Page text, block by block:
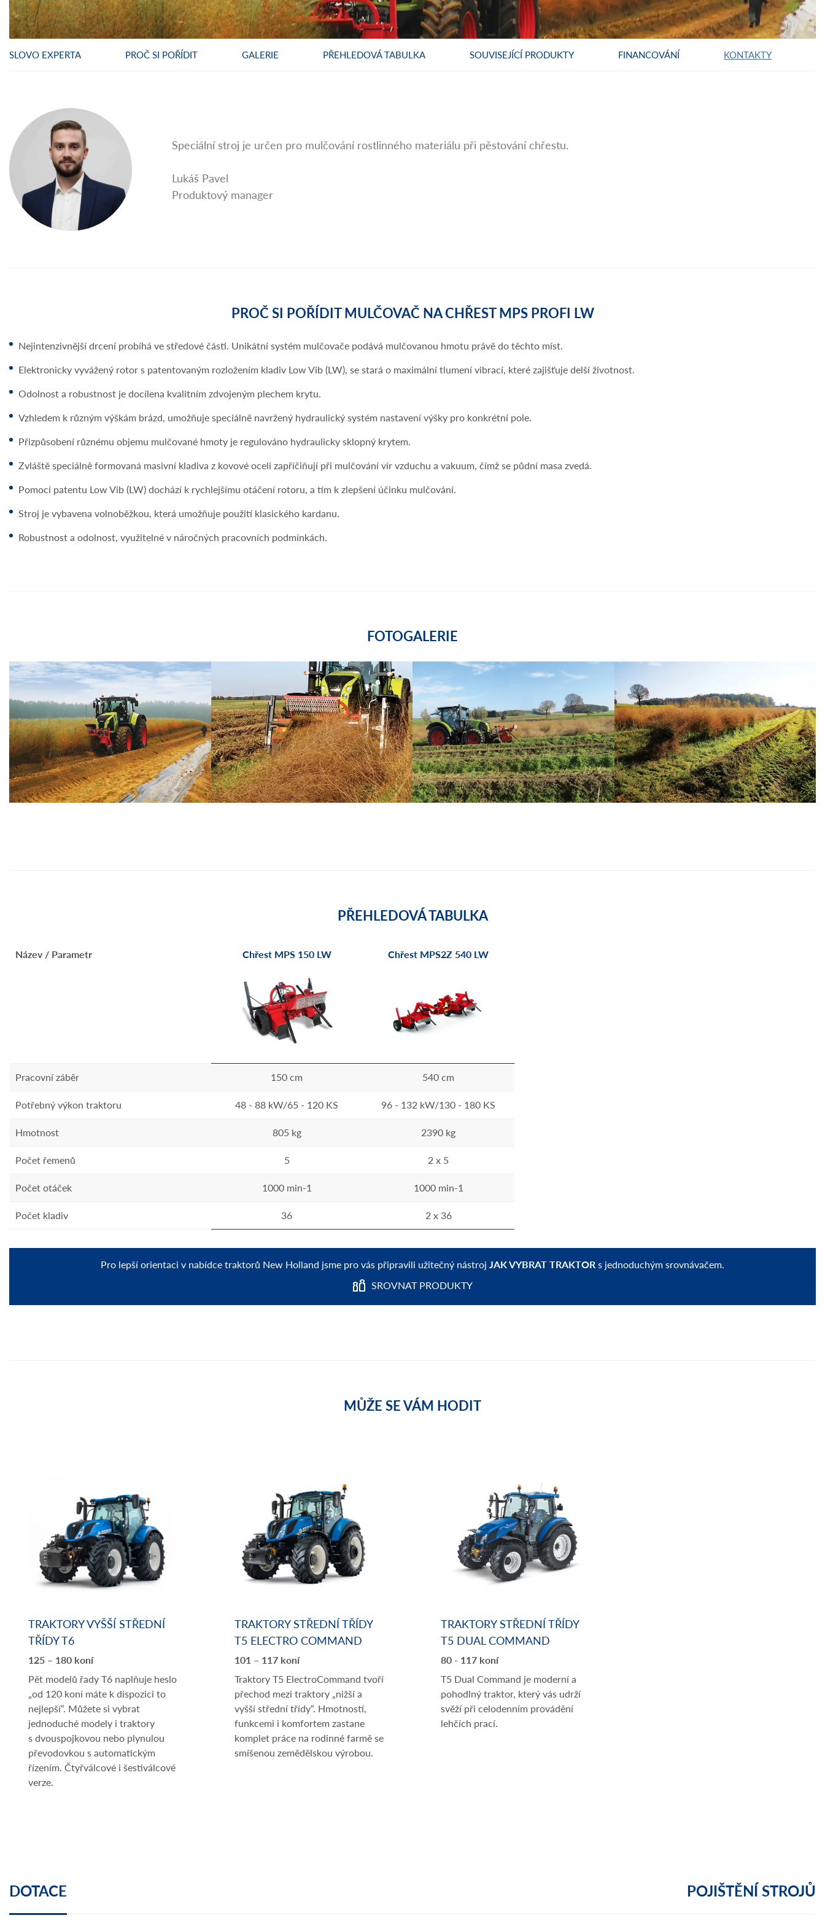
SLOVO EXPERTA PROČ SI POŘÍDIT GALERIE PŘEHLEDOVÁ TABULKA SOUVISEJÍCÍ PRODUKTY FINANCOVÁNÍ KONTAKTY
Speciální stroj je určen pro mulčování rostlinného materiálu při pěstování chřestu.
Lukáš Pavel
Produktový manager
PROČ SI POŘÍDIT MULČOVAČ NA CHŘEST MPS PROFI LW
Nejintenzivnější drcení probíhá ve středové části. Unikátní systém mulčovače podává mulčovanou hmotu právě do těchto míst.
Elektronicky vyvážený rotor s patentovaným rozložením kladiv Low Vib (LW), se stará o maximální tlumení vibrací, které zajišťuje delší životnost.
Odolnost a robustnost je docílena kvalitním zdvojeným plechem krytu.
Vzhledem k různým výškám brázd, umožňuje speciálně navržený hydraulický systém nastavení výšky pro konkrétní pole.
Přizpůsobení různému objemu mulčované hmoty je regulováno hydraulicky sklopný krytem.
Zvláště speciálně formovaná masivní kladiva z kovové oceli zapříčiňují při mulčování vír vzduchu a vakuum, čímž se půdní masa zvedá.
Pomocí patentu Low Vib (LW) dochází k rychlejšímu otáčení rotoru, a tím k zlepšení účinku mulčování.
Stroj je vybavena volnoběžkou, která umožňuje použití klasického kardanu.
Robustnost a odolnost, využitelné v náročných pracovních podmínkách.
FOTOGALERIE
PŘEHLEDOVÁ TABULKA
Název / Parametr
Pracovní záběr
Potřebný výkon traktoru
Hmotnost
Počet řemenů
Počet otáček
Počet kladiv
Chřest MPS 150 LW
150 cm
48 - 88 kW/65 - 120 KS
805 kg
5
1000 min-1
36
Chřest MPS2Z 540 LW
540 cm
96 - 132 kW/130 - 180 KS
2390 kg
2 x 5
1000 min-1
2 x 36
Pro lepší orientaci v nabídce traktorů New Holland jsme pro vás připravili užitečný nástroj JAK VYBRAT TRAKTORs jednoduchým srovnávačem.
SROVNAT PRODUKTY
MŮŽE SE VÁM HODIT
TRAKTORY VYŠŠÍ STŘEDNÍ
TŘÍDY T6
125 – 180 koní
Pět modelů řady T6 naplňuje heslo
„od 120 koní máte k dispozici to
nejlepší“. Můžete si vybrat
jednoduché modely i traktory
s dvouspojkovou nebo plynulou
převodovkou s automatickým
řízením. Čtyřválcové i šestiválcové
verze.
TRAKTORY STŘEDNÍ TŘÍDY
T5 ELECTRO COMMAND
101 – 117 koní
Traktory T5 ElectroCommand tvoří
přechod mezi traktory „nižší a
vyšší střední třídy“. Hmotností,
funkcemi i komfortem zastane
komplet práce na rodinné farmě se
smíšenou zemědělskou výrobou.
TRAKTORY STŘEDNÍ TŘÍDY
T5 DUAL COMMAND
80 - 117 koní
​T5 Dual Command je moderní a
pohodlný traktor, který vás udrží
svěží při celodenním provádění
lehčích prací.
DOTACE POJIŠTĚNÍ STROJŮ